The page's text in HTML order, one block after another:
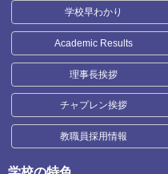
学校早わかり
Academic Results
理事長挨拶
チャプレン挨拶
教職員採用情報